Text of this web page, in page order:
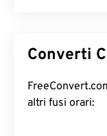
Converti
altri fusi orari: